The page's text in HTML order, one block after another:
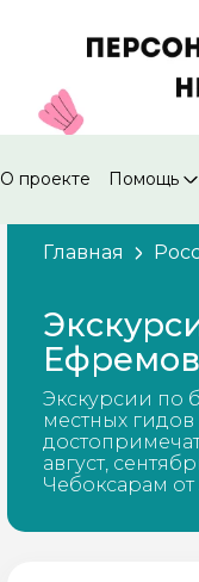
О проекте Помощь
Главная
Экскурсии по
местных
август,
Чебоксарам от